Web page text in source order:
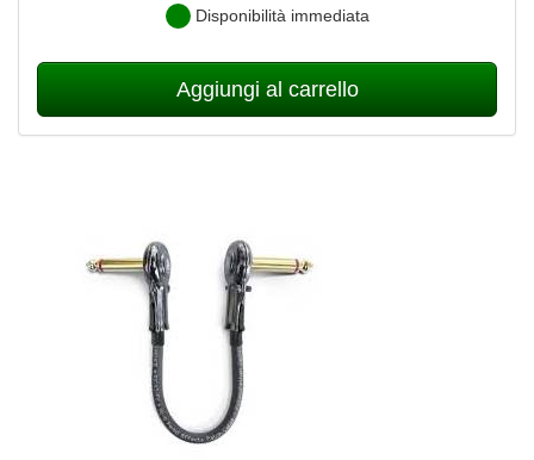
Disponibilità immediata
Aggiungi al carrello